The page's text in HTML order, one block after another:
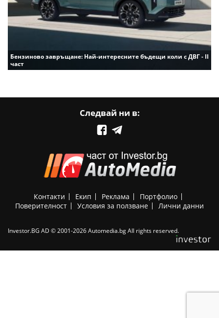
Бензиново завръщане: Най-интересните бъдещи коли с ДВГ - II
част
Следвай ни в:
Контакти Екип Реклама
Портфолио
Поверителност
Условия за ползване Лични данни
Investor.BG AD © 2001-2026 Automedia.bg All rights reserved.